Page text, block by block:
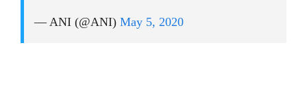
— ANI (@ANI) May 5, 2020